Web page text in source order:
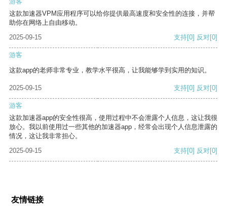
这款加速器VPM应用程序可以给你提供最高速度和安全性的连接，并帮
助你在网络上自由移动。
2025-09-15
支持[0] 反对[0]
游客
这款app的老师非常专业，教学水平很高，让我能够学到实用的知识。
2025-09-15 支持[0] 反对[0]
游客
这款加速器app的安全性很高，使用过程中不会泄露个人信息，这让我很
放心。我以前使用过一些其他的加速器app，经常会出现个人信息泄露的
情况，这让我非常担心。
2025-09-15
支持[0] 反对[0]
友情链接